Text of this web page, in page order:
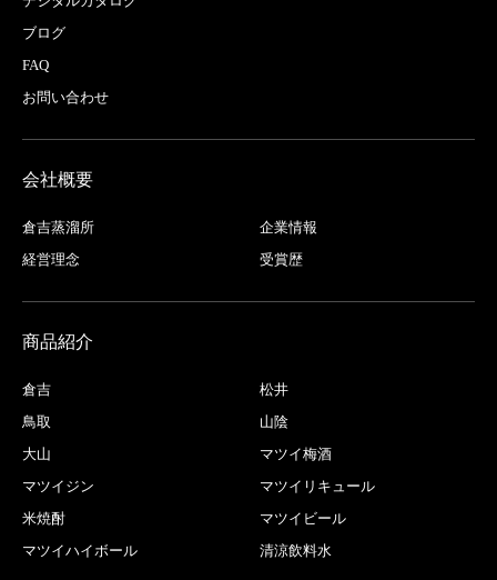
ブログ
FAQ
お問い合わせ
会社概要
倉吉蒸溜所
企業情報
経営理念
受賞歴
商品紹介
倉吉
松井
鳥取
山陰
大山
マツイ梅酒
マツイジン
マツイリキュール
米焼酎
マツイビール
マツイハイボール
清涼飲料水